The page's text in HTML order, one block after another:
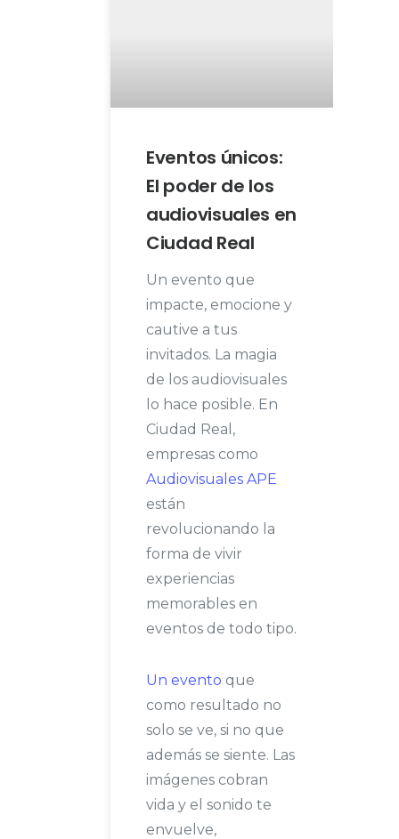
Eventos únicos:
El poder de los
audiovisuales en
Ciudad Real
Un evento que
impacte, emocione y
cautive a tus
invitados. La magia
de los audiovisuales
lo hace posible. En
Ciudad Real,
empresas como
Audiovisuales APE
están
revolucionando la
forma de vivir
experiencias
memorables en
eventos de todo tipo.
Un evento que
como resultado no
solo se ve, si no que
además se siente. Las
imágenes cobran
vida y el sonido te
envuelve,